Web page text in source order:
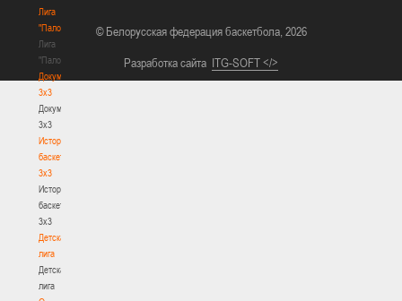
Лига
"Палова"
Лига
"Палова"
Документы
3х3
Документы
3х3
История
баскетбола
3х3
История
баскетбола
3х3
Детская
лига
Детская
лига
© Белорусская федерация баскетбола, 2026
Разработка сайта ITG-SOFT </>